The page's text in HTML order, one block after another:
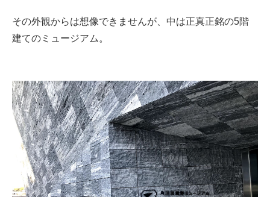
その外観からは想像できませんが、中は正真正銘の5階
建てのミュージアム。